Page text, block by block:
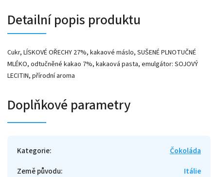
Detailní popis produktu
Cukr, LÍSKOVÉ OŘECHY 27%, kakaové máslo, SUŠENÉ PLNOTUČNÉ
MLÉKO, odtučněné kakao 7%, kakaová pasta, emulgátor: SOJOVÝ
LECITIN, přírodní aroma
Doplňkové parametry
Kategorie:
Čokoláda
Země původu:
Itálie